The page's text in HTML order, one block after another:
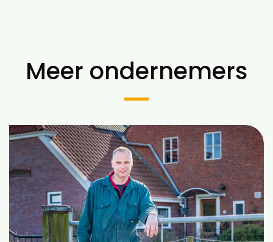
Meer ondernemers